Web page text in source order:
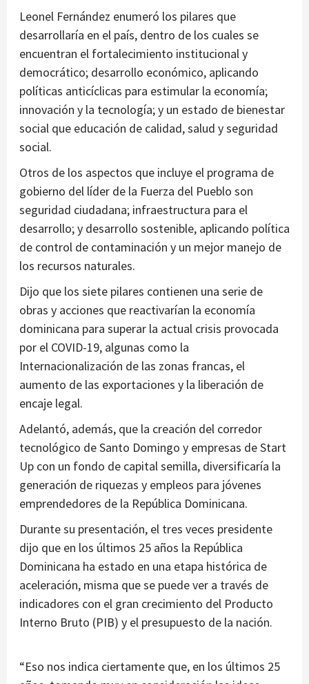
Leonel Fernández enumeró los pilares que
desarrollaría en el país, dentro de los cuales se
encuentran el fortalecimiento institucional y
democrático; desarrollo económico, aplicando
políticas anticíclicas para estimular la economía;
innovación y la tecnología; y un estado de bienestar
social que educación de calidad, salud y seguridad
social.
Otros de los aspectos que incluye el programa de
gobierno del líder de la Fuerza del Pueblo son
seguridad ciudadana; infraestructura para el
desarrollo; y desarrollo sostenible, aplicando política
de control de contaminación y un mejor manejo de
los recursos naturales.
Dijo que los siete pilares contienen una serie de
obras y acciones que reactivarían la economía
dominicana para superar la actual crisis provocada
por el COVID-19, algunas como la
Internacionalización de las zonas francas, el
aumento de las exportaciones y la liberación de
encaje legal.
Adelantó, además, que la creación del corredor
tecnológico de Santo Domingo y empresas de Start
Up con un fondo de capital semilla, diversificaría la
generación de riquezas y empleos para jóvenes
emprendedores de la República Dominicana.
Durante su presentación, el tres veces presidente
dijo que en los últimos 25 años la República
Dominicana ha estado en una etapa histórica de
aceleración, misma que se puede ver a través de
indicadores con el gran crecimiento del Producto
Interno Bruto (PIB) y el presupuesto de la nación.
“Eso nos indica ciertamente que, en los últimos 25